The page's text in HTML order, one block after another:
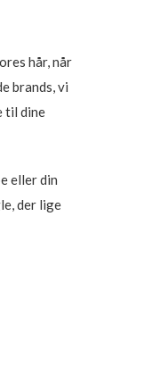
hår, når
brands, vi
til dine
eller din
der lige